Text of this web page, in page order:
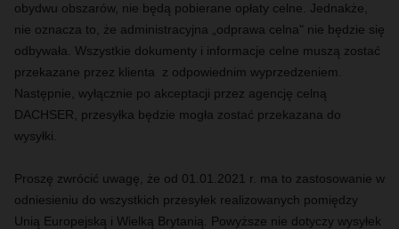
obydwu obszarów, nie będą pobierane opłaty celne. Jednakże,
nie oznacza to, że administracyjna „odprawa celna" nie będzie się
odbywała. Wszystkie dokumenty i informacje celne muszą zostać
przekazane przez klienta z odpowiednim wyprzedzeniem.
Następnie, wyłącznie po akceptacji przez agencję celną
DACHSER, przesyłka będzie mogła zostać przekazana do
wysyłki.
Proszę zwrócić uwagę, że od 01.01.2021 r. ma to zastosowanie w
odniesieniu do wszystkich przesyłek realizowanych pomiędzy
Unią Europejską i Wielką Brytanią. Powyższe nie dotyczy wysyłek